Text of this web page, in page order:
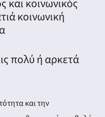
και κοινωνικός
κοινωνική
πολύ ή αρκετά
και την